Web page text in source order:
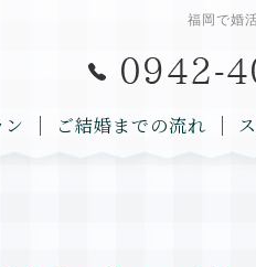
福岡で婚
ご結婚までの流れ